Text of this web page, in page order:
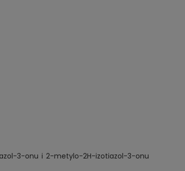
3-onu i 2-metylo-2H-izotiazol-3-onu